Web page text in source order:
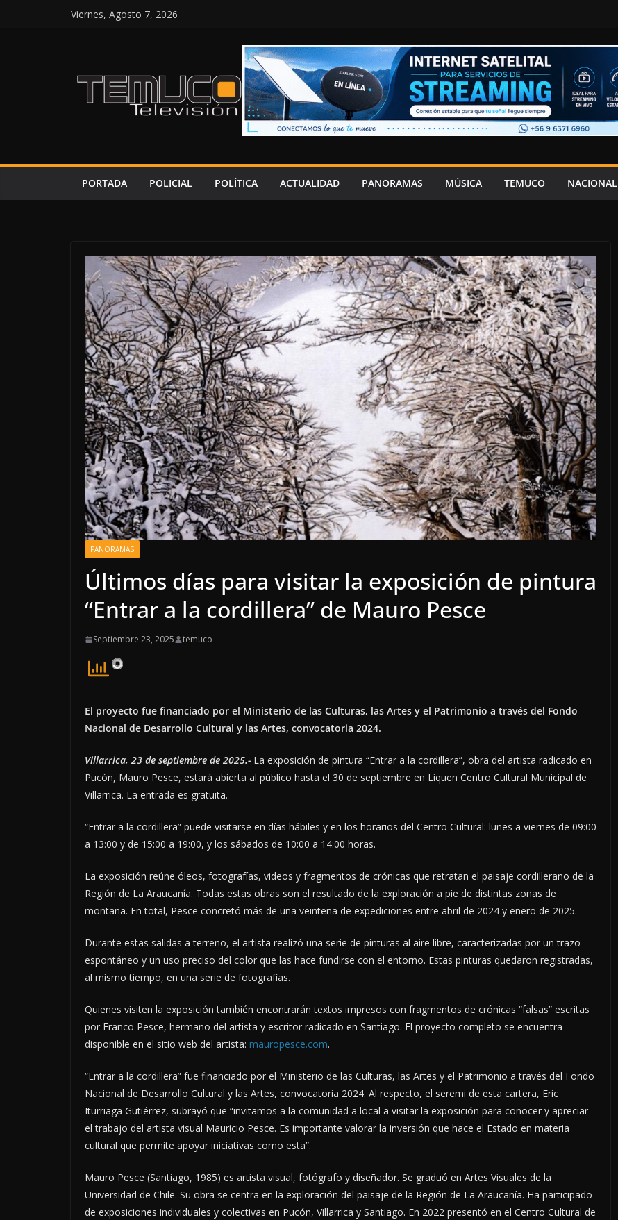
Viernes, Agosto 7, 2026
PORTADA POLICIAL POLÍTICA ACTUALIDAD PANORAMAS MÚSICA TEMUCO NACIONAL
PANORAMAS
Últimos días para visitar la exposición de pintura
“Entrar a la cordillera” de Mauro Pesce
Septiembre 23, 2025 temuco
El proyecto fue financiado por el Ministerio de las Culturas, las Artes y el Patrimonio a través del Fondo
Nacional de Desarrollo Cultural y las Artes, convocatoria 2024.
Villarrica, 23 de septiembre de 2025.- La exposición de pintura “Entrar a la cordillera”, obra del artista radicado en
Pucón, Mauro Pesce, estará abierta al público hasta el 30 de septiembre en Liquen Centro Cultural Municipal de
Villarrica. La entrada es gratuita.
“Entrar a la cordillera” puede visitarse en días hábiles y en los horarios del Centro Cultural: lunes a viernes de 09:00
a 13:00 y de 15:00 a 19:00, y los sábados de 10:00 a 14:00 horas.
La exposición reúne óleos, fotografías, videos y fragmentos de crónicas que retratan el paisaje cordillerano de la
Región de La Araucanía. Todas estas obras son el resultado de la exploración a pie de distintas zonas de
montaña. En total, Pesce concretó más de una veintena de expediciones entre abril de 2024 y enero de 2025.
Durante estas salidas a terreno, el artista realizó una serie de pinturas al aire libre, caracterizadas por un trazo
espontáneo y un uso preciso del color que las hace fundirse con el entorno. Estas pinturas quedaron registradas,
al mismo tiempo, en una serie de fotografías.
Quienes visiten la exposición también encontrarán textos impresos con fragmentos de crónicas “falsas” escritas
por Franco Pesce, hermano del artista y escritor radicado en Santiago. El proyecto completo se encuentra
disponible en el sitio web del artista: mauropesce.com.
“Entrar a la cordillera” fue financiado por el Ministerio de las Culturas, las Artes y el Patrimonio a través del Fondo
Nacional de Desarrollo Cultural y las Artes, convocatoria 2024. Al respecto, el seremi de esta cartera, Eric
Iturriaga Gutiérrez, subrayó que “invitamos a la comunidad a local a visitar la exposición para conocer y apreciar
el trabajo del artista visual Mauricio Pesce. Es importante valorar la inversión que hace el Estado en materia
cultural que permite apoyar iniciativas como esta”.
Mauro Pesce (Santiago, 1985) es artista visual, fotógrafo y diseñador. Se graduó en Artes Visuales de la
Universidad de Chile. Su obra se centra en la exploración del paisaje de la Región de La Araucanía. Ha participado
de exposiciones individuales y colectivas en Pucón, Villarrica y Santiago. En 2022 presentó en el Centro Cultural de